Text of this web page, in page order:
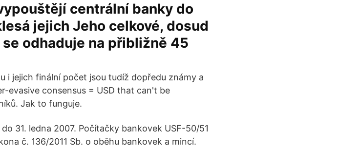
centrální banky do
jejich Jeho celkové, dosud
odhaduje na přibližně 45
i jejich finální počet jsou tudíž dopředu známy a
evasive consensus = USD that can't be
Jak to funguje.
31. ledna 2007. Počítačky bankovek USF-50/51
č. 136/2011 Sb. o oběhu bankovek a mincí.